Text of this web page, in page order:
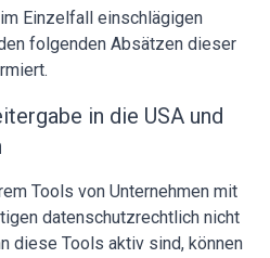
Einzelfall einschlägigen
folgenden Absätzen dieser
in die USA und
Tools von Unternehmen mit
datenschutzrechtlich nicht
diese Tools aktiv sind, können